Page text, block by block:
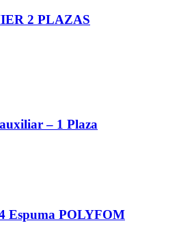
2 PLAZAS
– 1 Plaza
Espuma POLYFOM